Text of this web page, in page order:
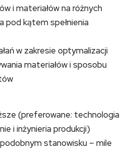
i materiałów na różnych
pod kątem spełnienia
w zakresie optymalizacji
materiałów i sposobu
(preferowane: technologia
i inżynieria produkcji)
stanowisku – mile